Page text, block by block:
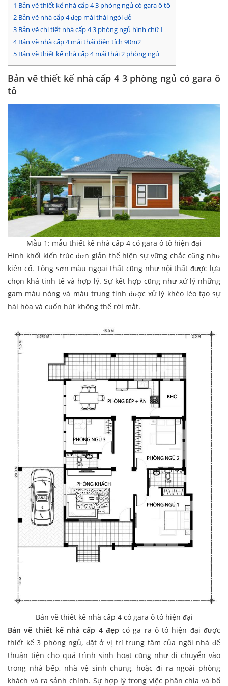
1 Bản vẽ thiết kế nhà cấp 4 3 phòng ngủ có gara ô tô
2 Bản vẽ nhà cấp 4 đẹp mái thái ngói đỏ
3 Bản vẽ chi tiết nhà cấp 4 3 phòng ngủ hình chữ L
4Bản vẽ nhà cấp 4 mái thái diện tích 90m2
5 Bản vẽ thiết kế nhà cấp 4 mái thái 2 phòng ngủ
Bản vẽ thiết kế nhà cấp 4 3 phòng ngủ có gara ô
tô
Mẫu 1: mẫu thiết kế nhà cấp 4 có gara ô tô hiện đại
Hính khối kiến trúc đơn giản thể hiện sự vững chắc cũng như
kiên cố. Tông sơn màu ngọai thất cũng như nội thất được lựa
chọn khá tinh tế và hợp lý. Sự kết hợp cũng như xử lý những
gam màu nóng và màu trung tinh được xử lý khéo léo tạo sự
hài hòa và cuốn hút không thể rời mắt.
Bản vẽ thiết kế nhà cấp 4 có gara ô tô hiện đại
Bản vẽ thiết kế nhà cấp 4 đẹp có ga ra ô tô hiện đại được
thiết kế 3 phòng ngủ, đặt ở vị trí trung tâm của ngôi nhà để
thuận tiện cho quá trình sinh hoạt cũng như di chuyển vào
trong nhà bếp, nhà vệ sinh chung, hoặc đi ra ngoài phòng
khách và ra sảnh chính. Sự hợp lý trong việc phân chia và bố